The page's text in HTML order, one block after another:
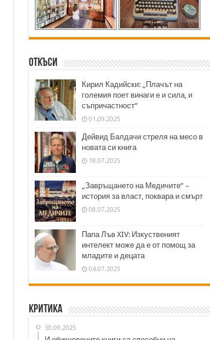
Откъси
Кирил Кадийски: „Плачът на
големия поет винаги е и сила, и
съпричастност“
01.09.2025
Дейвид Балдачи стреля на месо в
новата си книга
18.07.2025
„Завръщането на Медичите“ –
история за власт, поквара и смърт
08.07.2025
Папа Лъв XIV: Изкуственият
интелект може да е от помощ за
младите и децата
04.07.2025
Критика
30.09.2025